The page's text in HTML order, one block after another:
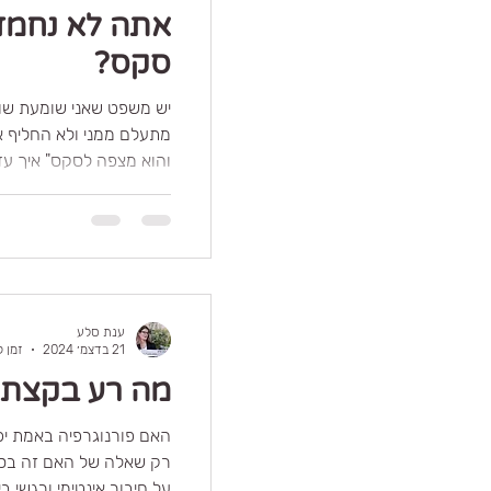
אתה לא
סקס?
מתעלם ממני ולא החליף
והוא
לכלי שליטה
הפכה אצלכם לכלי
מרצון, תשוקה או
אז דגל אדום מתחיל
מה רע בקצת
האם פורנוגרפיה באמת
רק שאלה של האם זה
ענת סלע
21 בדצמ׳ 2024
זמן